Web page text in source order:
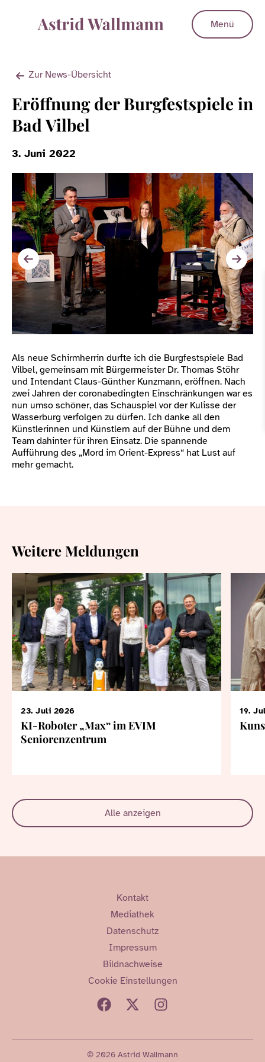
Menü
Zur News-Übersicht
Eröffnung der Burgfestspiele in
Bad Vilbel
3. Juni 2022
Als neue Schirmherrin durfte ich die Burgfestspiele Bad
Vilbel, gemeinsam mit Bürgermeister Dr. Thomas Stöhr
und Intendant Claus-Günther Kunzmann, eröffnen. Nach
zwei Jahren der coronabedingten Einschränkungen war es
nun umso schöner, das Schauspiel vor der Kulisse der
Wasserburg verfolgen zu dürfen. Ich danke all den
Künstlerinnen und Künstlern auf der Bühne und dem
Team dahinter für ihren Einsatz. Die spannende
Aufführung des „Mord im Orient-Express“ hat Lust auf
mehr gemacht.
Weitere Meldungen
23. Juli 2026
KI-Roboter „Max“ im EVIM
Seniorenzentrum
19.
Alle anzeigen
Kontakt
Mediathek
Datenschutz
Impressum
Bildnachweise
Cookie Einstellungen
© 2026 Astrid Wallmann